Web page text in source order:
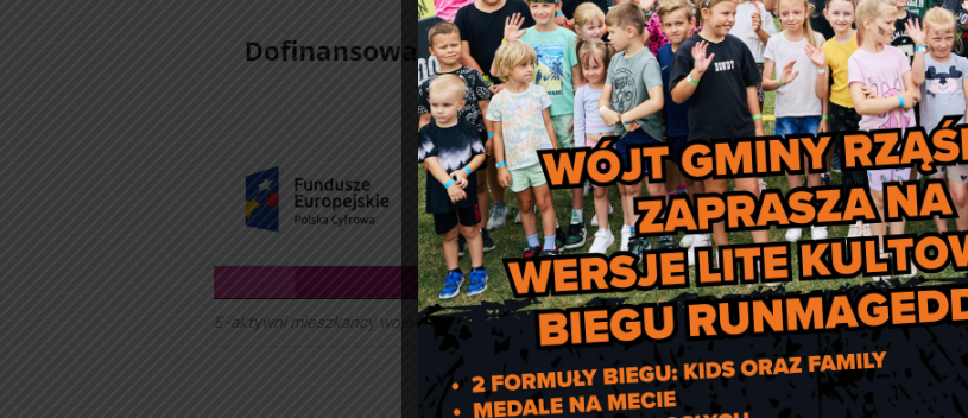
E-aktywni mieszkańcy województwa Kujawsko-Pomorskiego i Łódzkiego